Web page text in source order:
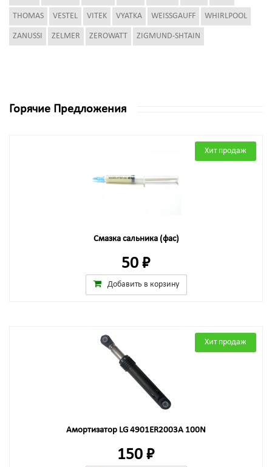
THOMAS VESTEL VITEK VYATKA WEISSGAUFF WHIRLPOOL
ZANUSSI ZELMER ZEROWATT ZIGMUND-SHTAIN
Горячие Предложения
Хит продаж
Смазка сальника (фас)
50 ₽
Добавить в корзину
Хит продаж
Амортизатор LG 4901ER2003A 100N
150 ₽